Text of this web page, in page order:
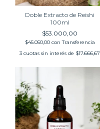
Doble Extracto de Reishi
100ml
$53.000,00
$45.050,00 con Transferencia
3 cuotas sin interés de $17.666,67